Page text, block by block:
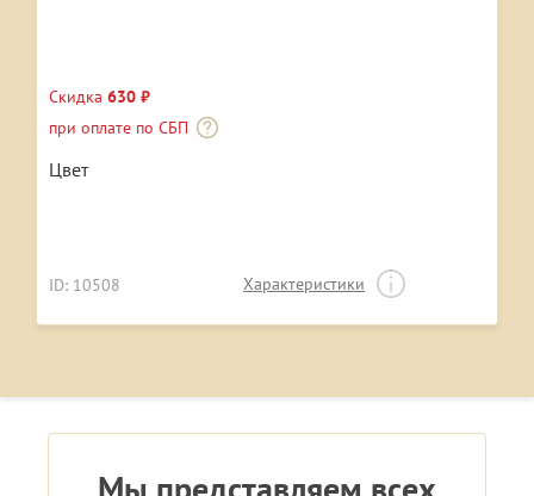
Скидка 630 ₽
при оплате по СБП
Цвет
ID: 10508 Характеристики